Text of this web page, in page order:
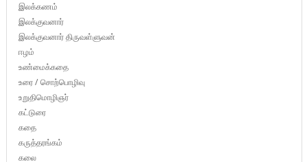
இலக்கணம்
இலக்குவனார்
இலக்குவனார் திருவள்ளுவன்
ஈழம்
உண்மைக்கதை
உரை / சொற்பொழிவு
உறுதிமொழிஞர்
கட்டுரை
கதை
கருத்தரங்கம்
கலை